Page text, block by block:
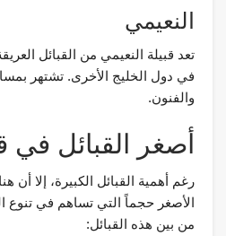
النعيمي
تعد قبيلة النعيمي من القبائل
في دول الخليج الأخرى. تشتهر
والفنون.
أصغر القبائل في
رغم أهمية القبائل الكبيرة، إلا أن
الأصغر حجماً التي تساهم في تنوع
من بين هذه القبائل: